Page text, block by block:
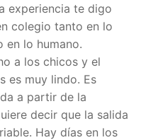
experiencia te digo
colegio tanto en lo
en lo humano.
a los chicos y el
es muy lindo. Es
a partir de la
decir que la salida
Hay días en los